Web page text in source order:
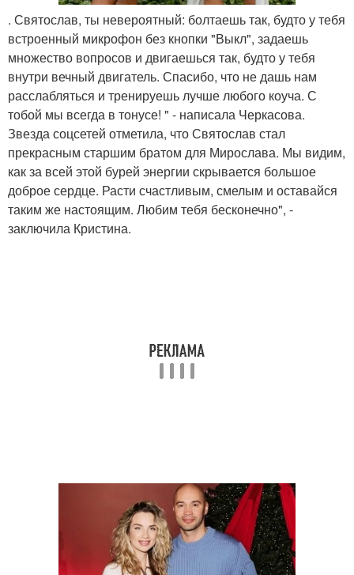
. Святослав, ты невероятный: болтаешь так, будто у тебя
встроенный микрофон без кнопки "Выкл", задаешь
множество вопросов и двигаешься так, будто у тебя
внутри вечный двигатель. Спасибо, что не дашь нам
расслабляться и тренируешь лучше любого коуча. С
тобой мы всегда в тонусе! " - написала Черкасова.
Звезда соцсетей отметила, что Святослав стал
прекрасным старшим братом для Мирослава. Мы видим,
как за всей этой бурей энергии скрывается большое
доброе сердце. Расти счастливым, смелым и оставайся
таким же настоящим. Любим тебя бесконечно", -
заключила Кристина.